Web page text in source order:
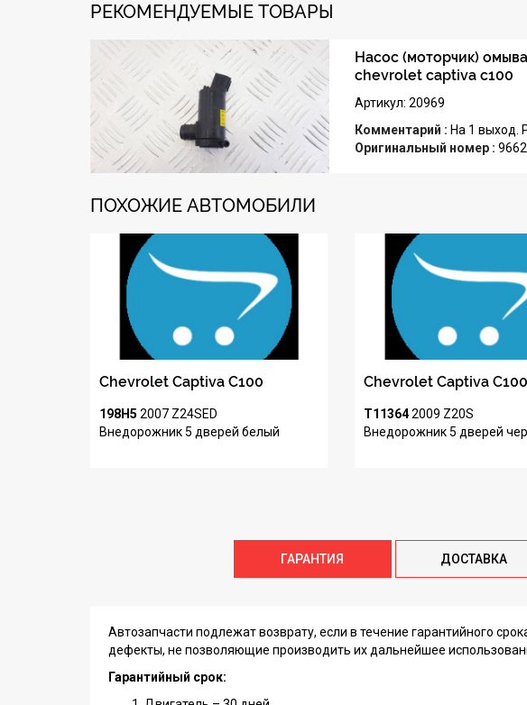
РЕКОМЕНДУЕМЫЕ ТОВАРЫ
Насос (моторчик)
chevrolet captiva c100
Артикул: 20969
Комментарий : На 1 выход.
Оригинальный номер :
ПОХОЖИЕ АВТОМОБИЛИ
Chevrolet Captiva C100
198H5 2007 Z24SED
Внедорожник 5 дверей белый
Chevrolet Captiva C100
T113642009 Z20S
Внедорожник 5 дверей
ГАРАНТИЯ ДОСТАВКА
Автозапчасти подлежат возврату, если в течение гарантийного
дефекты, не позволяющие производить их дальнейшее
Гарантийный срок: